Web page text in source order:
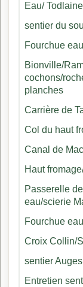
Eau/ Todlaine
sentier du
Fourchue
Bionville/
cochons/
planches
Carrière de
Col du haut
Canal de
Haut
Passerelle
eau/scierie
Fourchue
Croix Collin/
sentier
Entretien